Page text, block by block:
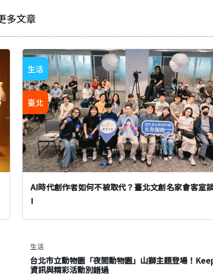
多文章
AI時代創作者如何不被取代？臺北文創名家會客室
I
生活
臺北
生活
台北市立動物園「夜間動物園」山獅主題登場！
資訊與精彩活動別錯過